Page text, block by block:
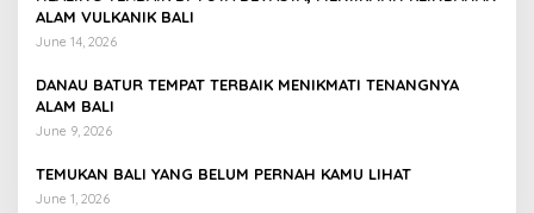
ALAM VULKANIK BALI
June 14, 2026
DANAU BATUR TEMPAT TERBAIK MENIKMATI TENANGNYA
ALAM BALI
June 9, 2026
TEMUKAN BALI YANG BELUM PERNAH KAMU LIHAT
June 1, 2026